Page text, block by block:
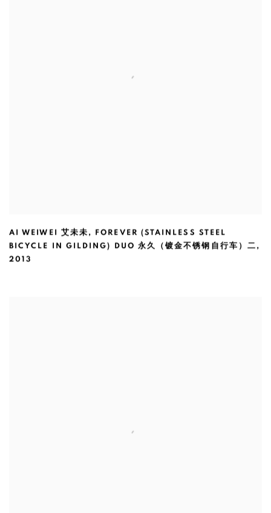
AI WEIWEI 艾未未 , FOREVER (STAINLESS STEEL
BICYCLE IN GILDING) DUO 永久（镀金不锈钢自行车）二 ,
2013